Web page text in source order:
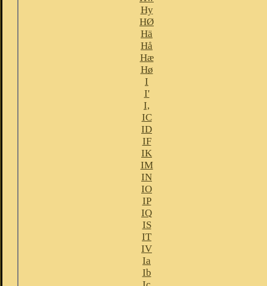
Hy
HØ
Hä
Hå
Hæ
Hø
I
I'
I,
IC
ID
IF
IK
IM
IN
IO
IP
IQ
IS
IT
IV
Ia
Ib